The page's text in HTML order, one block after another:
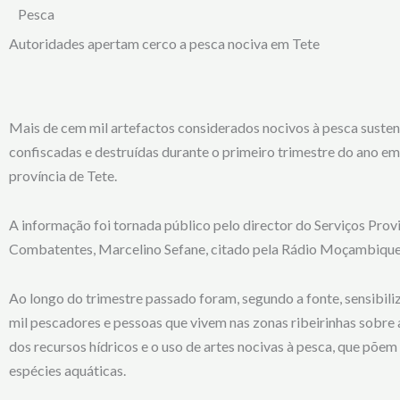
Pesca
Autoridades apertam cerco a pesca nociva em Tete
Mais de cem mil artefactos considerados nocivos à pesca
confiscadas e destruídas durante o primeiro trimestre do ano
província de Tete.
A informação foi tornada público pelo director do Serviços
Combatentes, Marcelino Sefane, citado pela Rádio
Ao longo do trimestre passado foram, segundo a fonte,
mil pescadores e pessoas que vivem nas zonas ribeirinhas sobre
dos recursos hídricos e o uso de artes nocivas à pesca, que
espécies aquáticas.